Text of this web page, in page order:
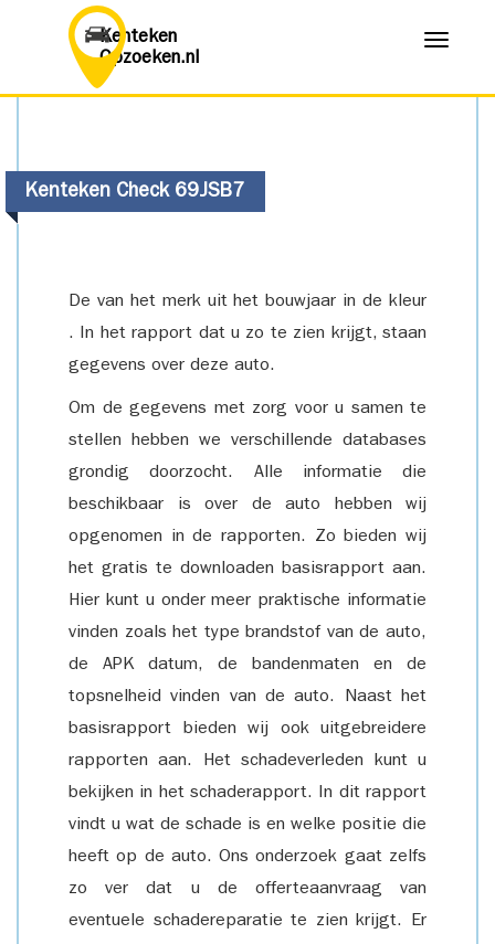
Kenteken
Opzoeken.nl
Menu
Kenteken Check 69JSB7
De van het merk uit het bouwjaar in de kleur
. In het rapport dat u zo te zien krijgt, staan
gegevens over deze auto.
Om de gegevens met zorg voor u samen te
stellen hebben we verschillende databases
grondig doorzocht. Alle informatie die
beschikbaar is over de auto hebben wij
opgenomen in de rapporten. Zo bieden wij
het gratis te downloaden basisrapport aan.
Hier kunt u onder meer praktische informatie
vinden zoals het type brandstof van de auto,
de APK datum, de bandenmaten en de
topsnelheid vinden van de auto. Naast het
basisrapport bieden wij ook uitgebreidere
rapporten aan. Het schadeverleden kunt u
bekijken in het schaderapport. In dit rapport
vindt u wat de schade is en welke positie die
heeft op de auto. Ons onderzoek gaat zelfs
zo ver dat u de offerteaanvraag van
eventuele schadereparatie te zien krijgt. Er